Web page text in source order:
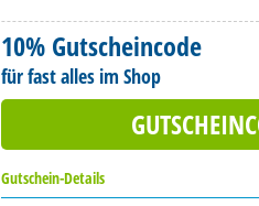
10% Gutscheincode
für fast alles im Shop
Gutschein-Details